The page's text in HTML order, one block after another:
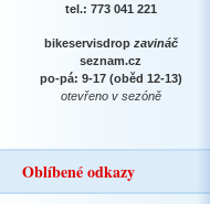
tel.: 773 041 221
bikeservisdrop zavináč
seznam.cz
po-pá: 9-17 (oběd 12-13)
otevřeno v sezóně
Oblíbené odkazy